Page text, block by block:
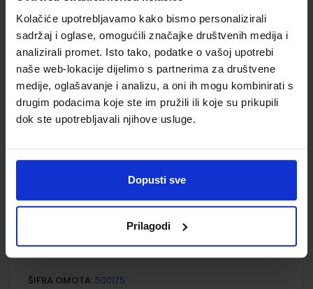
Kolačiće upotrebljavamo kako bismo personalizirali
sadržaj i oglase, omogućili značajke društvenih medija i
analizirali promet. Isto tako, podatke o vašoj upotrebi
naše web-lokacije dijelimo s partnerima za društvene
medije, oglašavanje i analizu, a oni ih mogu kombinirati s
drugim podacima koje ste im pružili ili koje su prikupili
dok ste upotrebljavali njihove usluge.
Dopusti sve
Prilagodi
Autor(i): Danijel Orešić Igor Tišma Ružica Vuk Alenka Bujan
Nakladnik:ŠKOLSKA KNJIGA d.d. Registarski broj ministarstva:7624
SKU:569105 CIJENA:12,04 €
ŠIFRA OMOTA: 500175
Udžbenik Omot
Autor(i):Danijel Orešić Ružica Vuk Igor Tišma Alenka Bujan
ŠIFRA OMOTA: 500175